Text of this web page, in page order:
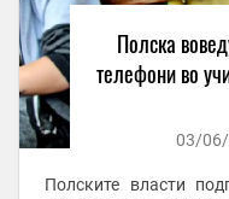
Полска
телефони во
03/06/
Полските власти